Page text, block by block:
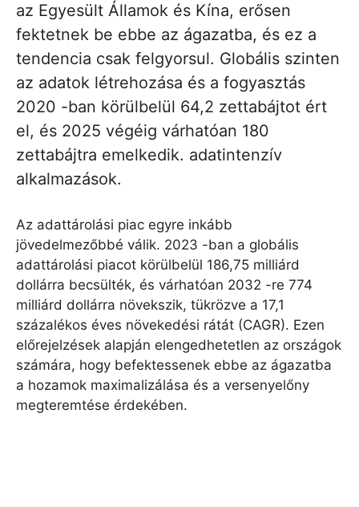
az Egyesült Államok és Kína, erősen
fektetnek be ebbe az ágazatba, és ez a
tendencia csak felgyorsul. Globális szinten
az adatok létrehozása és a fogyasztás
2020 -ban körülbelül 64,2 zettabájtot ért
el, és 2025 végéig várhatóan 180
zettabájtra emelkedik. adatintenzív
alkalmazások.
Az adattárolási piac egyre inkább
jövedelmezőbbé válik. 2023 -ban a globális
adattárolási piacot körülbelül 186,75 milliárd
dollárra becsülték, és várhatóan 2032 -re 774
milliárd dollárra növekszik, tükrözve a 17,1
százalékos éves növekedési rátát (CAGR). Ezen
előrejelzések alapján elengedhetetlen az országok
számára, hogy befektessenek ebbe az ágazatba
a hozamok maximalizálása és a versenyelőny
megteremtése érdekében.